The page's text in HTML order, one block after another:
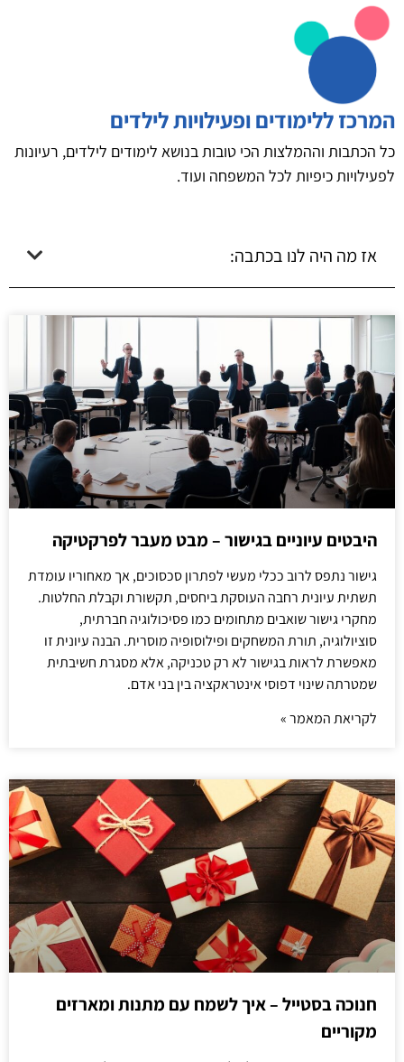
המרכז ללימודים ופעילויות לילדים
כל הכתבות וההמלצות הכי טובות בנושא לימודים לילדים, רעיונות
לפעילויות כיפיות לכל המשפחה ועוד.
אז מה היה לנו בכתבה:
היבטים עיוניים בגישור – מבט מעבר לפרקטיקה
גישור נתפס לרוב ככלי מעשי לפתרון סכסוכים, אך מאחוריו עומדת
תשתית עיונית רחבה העוסקת ביחסים, תקשורת וקבלת החלטות.
מחקרי גישור שואבים מתחומים כמו פסיכולוגיה חברתית,
סוציולוגיה, תורת המשחקים ופילוסופיה מוסרית. הבנה עיונית זו
מאפשרת לראות בגישור לא רק טכניקה, אלא מסגרת חשיבתית
שמטרתה שינוי דפוסי אינטראקציה בין בני אדם.
לקריאת המאמר »
חנוכה בסטייל – איך לשמח עם מתנות ומארזים
מקוריים